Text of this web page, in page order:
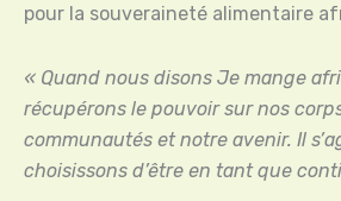
pour la souveraineté alimentaire
« Quand nous disons Je mange
récupérons le pouvoir sur nos
communautés et notre avenir. Il
choisissons d’être en tant que